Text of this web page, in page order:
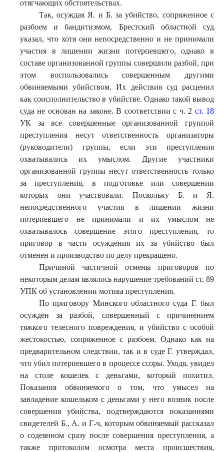
отягчающих обстоятельствах.
Так, осуждая Я. и Б. за убийство, сопряженное с
разбоем и бандитизмом, Брестский областной суд
указал, что хотя они непосредственно и не принимали
участия в лишении жизни потерпевшего, однако в
составе организованной группы совершили разбой, при
этом воспользовались совершенным другими
обвиняемыми убийством. Их действия суд расценил
как соисполнительство в убийстве. Однако такой вывод
суда не основан на законе. В соответствии с ч. 2 ст. 18
УК за все совершенные организованной группой
преступления несут ответственность организаторы
(руководители) группы, если эти преступления
охватывались их умыслом. Другие участники
организованной группы несут ответственность только
за преступления, в подготовке или совершении
которых они участвовали. Поскольку Б. и Я.
непосредственного участия в лишении жизни
потерпевшего не принимали и их умыслом не
охватывалось совершение этого преступления, то
приговор в части осуждения их за убийство был
отменен и производство по делу прекращено.
Причиной частичной отмены приговоров по
некоторым делам являлось нарушение требований ст. 89
УПК об установлении мотива преступления.
По приговору Минского областного суда Г. был
осужден за разбой, совершенный с причинением
тяжкого телесного повреждения, и убийство с особой
жестокостью, сопряженное с разбоем. Однако как на
предварительном следствии, так и в суде Г. утверждал,
что убил потерпевшего в процессе ссоры. Уходя, увидел
на столе кошелек с деньгами, который похитил.
Показания обвиняемого о том, что умысел на
завладение кошельком с деньгами у него возник после
совершения убийства, подтверждаются показаниями
свидетелей Б., А. и Г-ч, которым обвиняемый рассказал
о содеянном сразу после совершения преступления, а
также протоколом осмотра места происшествия,